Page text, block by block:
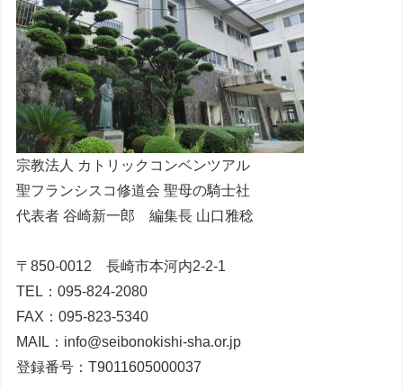
宗教法人 カトリックコンベンツアル
聖フランシスコ修道会 聖母の騎士社
代表者 谷崎新一郎 編集長 山口雅稔
〒850-0012 長崎市本河内2-2-1
TEL：095-824-2080
FAX：095-823-5340
MAIL：info@seibonokishi-sha.or.jp
登録番号：T9011605000037